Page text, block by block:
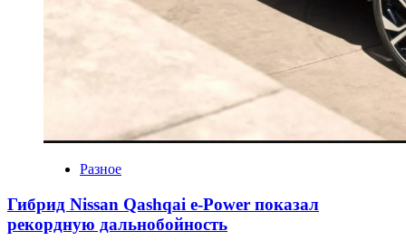
Разное
Гибрид Nissan Qashqai e-Power показал
рекордную дальнобойность